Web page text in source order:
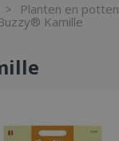
> Planten en potten
Kamille